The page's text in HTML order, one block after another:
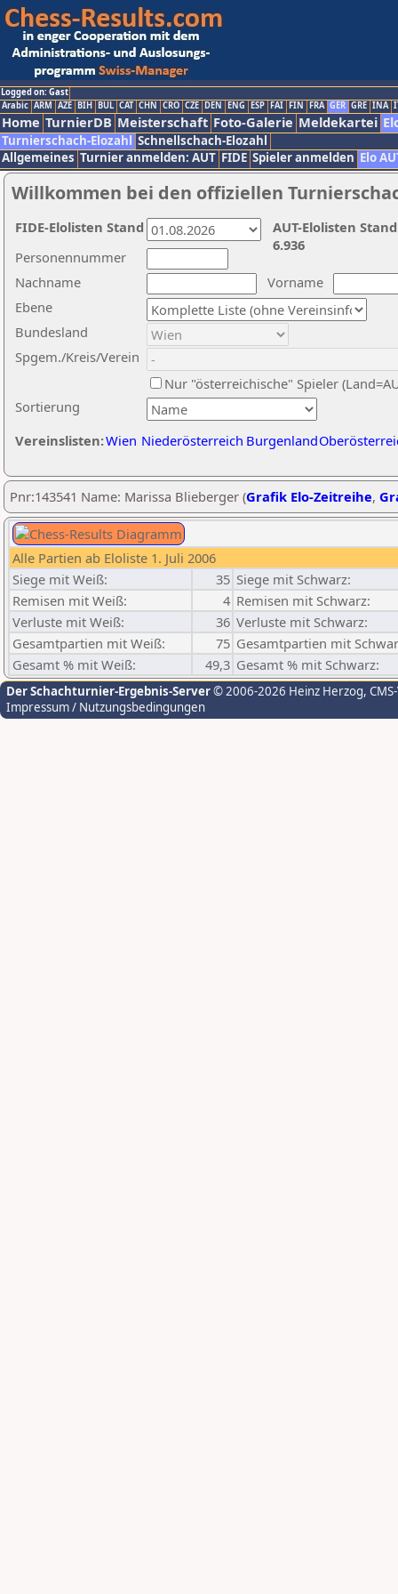
Logged on: Gast
Arabic ARM AZE BIH BUL CAT CHN CRO CZE DEN ENG ESP FAI FIN FRA GER GRE INA
Home TurnierDB Meisterschaft Foto-Galerie Meldekartei
Turnierschach-Elozahl Schnellschach-Elozahl
Allgemeines Turnier anmelden: AUT FIDE Spieler anmelden Elo
Willkommen bei den offiziellen
Nachname
Vorname
Ebene
Sortierung
Personennummer
Bundesland
Spgem./Kreis/Verein
Nur "österreichische" Spieler
Vereinslisten:Wien Niederösterreich Burgenland
AUT-Elolisten
6.936
FIDE-Elolisten Stand
Pnr:143541 Name: Marissa Blieberger (Grafik Elo-Zeitreihe,
Alle Partien ab Eloliste 1. Juli 2006
Siege mit Weiß:
35 Siege mit Schwarz:
Remisen mit Weiß:
4 Remisen mit Schwarz:
Verluste mit Weiß:
36 Verluste mit Schwarz:
Gesamtpartien mit Weiß:
75 Gesamtpartien mit
Gesamt % mit Weiß:
49,3 Gesamt % mit Schwarz:
Der Schachturnier-Ergebnis-Server© 2006-2026 Heinz Herzog,
Impressum / Nutzungsbedingungen